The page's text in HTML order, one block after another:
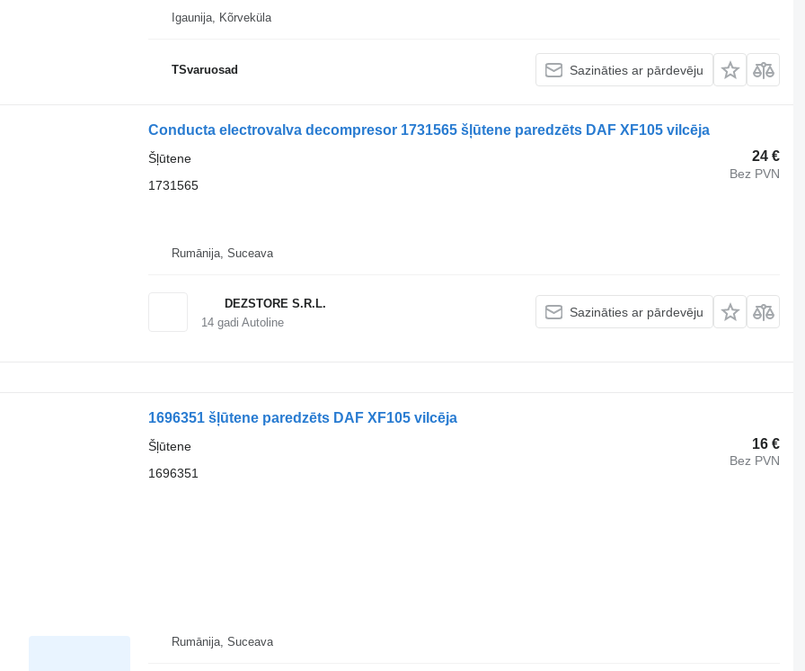
Igaunija, Kõrveküla
TSvaruosad Sazināties ar pārdevēju
Conducta electrovalva decompresor 1731565 šļūtene paredzēts DAF XF105 vilcēja
24 €
Bez PVN
Šļūtene
1731565
Rumānija, Suceava
DEZSTORE S.R.L.
14gadi Autoline
Sazināties ar pārdevēju
1696351 šļūtene paredzēts DAF XF105 vilcēja
16 €
Bez PVN
Šļūtene
1696351
Rumānija, Suceava